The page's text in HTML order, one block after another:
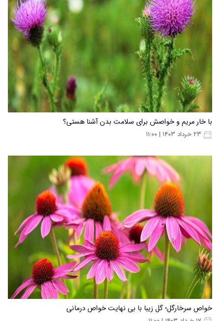
با خار مریم و خواصش برای سلامت بدن آشنا هستی؟
خواص سرخارگل؛ گل زیبا با بی نهایت خواص درمانی